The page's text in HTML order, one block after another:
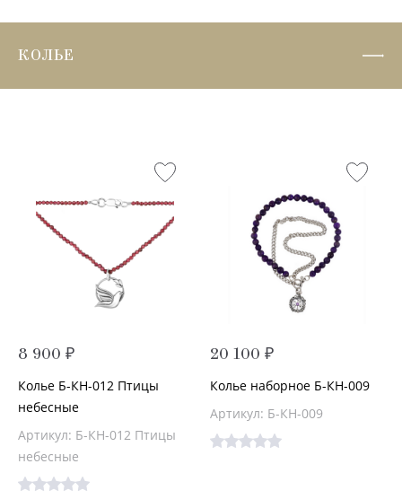
КОЛЬЕ
8 900 ₽
Колье Б-КН-012 Птицы
небесные
Артикул: Б-КН-012 Птицы
небесные
20 100 ₽
Колье наборное Б-КН-009
Артикул: Б-КН-009